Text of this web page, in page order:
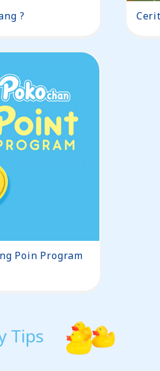
?
Poin Program
Tips